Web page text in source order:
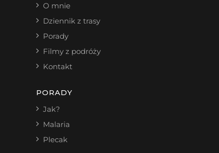
O mnie
Dziennik z trasy
Porady
Filmy z podróży
Kontakt
PORADY
Jak?
Malaria
Plecak